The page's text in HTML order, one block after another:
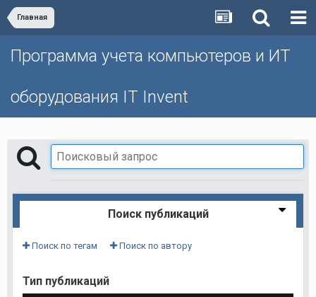
Главная
Программа учета компьютеров и ИТ
оборудования IT Invent
Поиск публикаций
Поиск по тегам Поиск по автору
Тип публикаций